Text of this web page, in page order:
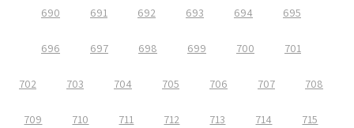
690 691 692 693 694 695
696 697 698 699 700 701
702 703 704 705 706 707 708
709 710 711 712 713 714 715